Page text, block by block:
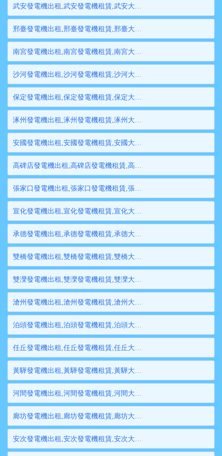
武安發電機出租,武安發電機租賃,武安大型發電機出租,武安柴油發電機租賃出租,武安大型發電機租賃
邢臺發電機出租,邢臺發電機租賃,邢臺大型發電機出租,邢臺柴油發電機租賃出租,邢臺大型發電機租賃
南宮發電機出租,南宮發電機租賃,南宮大型發電機出租,南宮柴油發電機租賃出租,南宮大型發電機租賃
沙河發電機出租,沙河發電機租賃,沙河大型發電機出租,沙河柴油發電機租賃出租,沙河大型發電機租賃
保定發電機出租,保定發電機租賃,保定大型發電機出租,保定柴油發電機租賃出租,保定大型發電機租賃
涿州發電機出租,涿州發電機租賃,涿州大型發電機出租,涿州柴油發電機租賃出租,涿州大型發電機租賃
安國發電機出租,安國發電機租賃,安國大型發電機出租,安國柴油發電機租賃出租,安國大型發電機租賃
高碑店發電機出租,高碑店發電機租賃,高碑店大型發電機出租,高碑店柴油發電機租賃出租,高碑店大型發電機租賃
張家口發電機出租,張家口發電機租賃,張家口大型發電機出租,張家口柴油發電機租賃出租,張家口大型發電機租賃
宣化發電機出租,宣化發電機租賃,宣化大型發電機出租,宣化柴油發電機租賃出租,宣化大型發電機租賃
承德發電機出租,承德發電機租賃,承德大型發電機出租,承德柴油發電機租賃出租,承德大型發電機租賃
雙橋發電機出租,雙橋發電機租賃,雙橋大型發電機出租,雙橋柴油發電機租賃出租,雙橋大型發電機租賃
雙灤發電機出租,雙灤發電機租賃,雙灤大型發電機出租,雙灤柴油發電機租賃出租,雙灤大型發電機租賃
滄州發電機出租,滄州發電機租賃,滄州大型發電機出租,滄州柴油發電機租賃出租,滄州大型發電機租賃
泊頭發電機出租,泊頭發電機租賃,泊頭大型發電機出租,泊頭柴油發電機租賃出租,泊頭大型發電機租賃
任丘發電機出租,任丘發電機租賃,任丘大型發電機出租,任丘柴油發電機租賃出租,任丘大型發電機租賃
黃驊發電機出租,黃驊發電機租賃,黃驊大型發電機出租,黃驊柴油發電機租賃出租,黃驊大型發電機租賃
河間發電機出租,河間發電機租賃,河間大型發電機出租,河間柴油發電機租賃出租,河間大型發電機租賃
廊坊發電機出租,廊坊發電機租賃,廊坊大型發電機出租,廊坊柴油發電機租賃出租,廊坊大型發電機租賃
安次發電機出租,安次發電機租賃,安次大型發電機出租,安次柴油發電機租賃出租,安次大型發電機租賃